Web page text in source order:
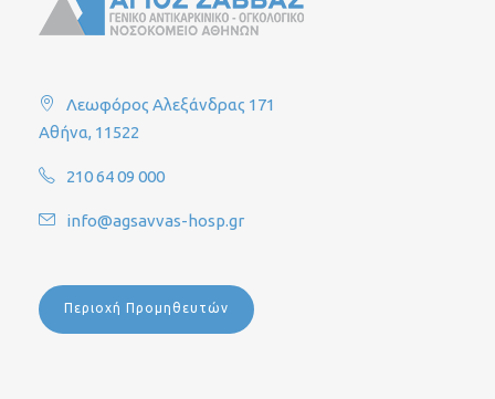
Λεωφόρος Αλεξάνδρας 171
Αθήνα, 11522
210 64 09 000
info@agsavvas-hosp.gr
Περιοχή Προμηθευτών